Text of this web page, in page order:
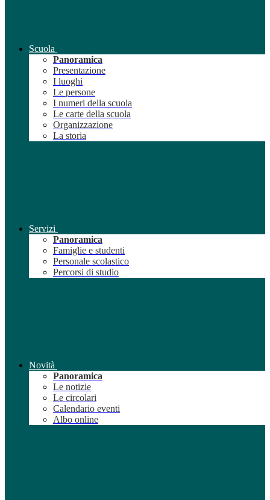
Scuola
Panoramica
Presentazione
I luoghi
Le persone
I numeri della scuola
Le carte della scuola
Organizzazione
La storia
Servizi
Panoramica
Famiglie e studenti
Personale scolastico
Percorsi di studio
Novità
Panoramica
Le notizie
Le circolari
Calendario eventi
Albo online